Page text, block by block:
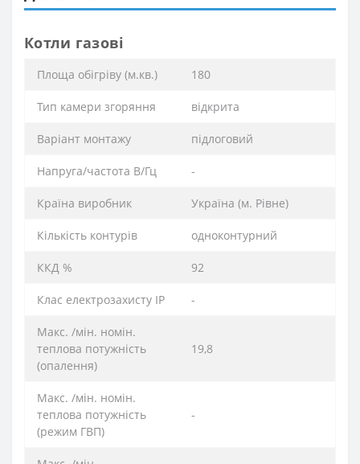
Котли газові
Площа обігріву (м.кв.) 180
Тип камери згоряння відкрита
Варіант монтажу підлоговий
Напруга/частота В/Гц -
Країна виробник Україна (м. Рівне)
Кількість контурів одноконтурний
ККД % 92
Клас електрозахисту IP -
Макс. /мін. номін.
теплова потужність
(опалення)
19,8
Макс. /мін. номін.
теплова потужність
(режим ГВП)
-